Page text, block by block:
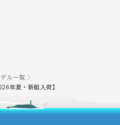
ル一覧
年夏・新艇入荷】